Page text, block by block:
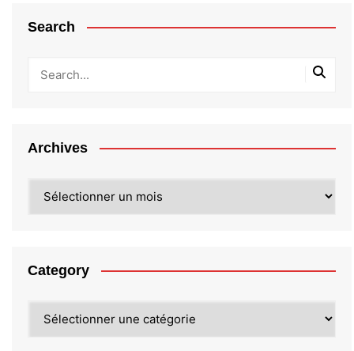
Search
Archives
Category